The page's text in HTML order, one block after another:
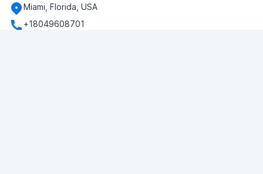
Miami, Florida, USA
+18049608701